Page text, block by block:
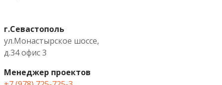
г.Севастополь
ул.Монастырское шоссе,
д.34 офис 3
Менеджер проектов